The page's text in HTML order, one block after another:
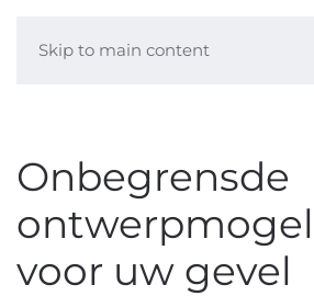
Skip to main content
Onbegrensde
voor uw gevel